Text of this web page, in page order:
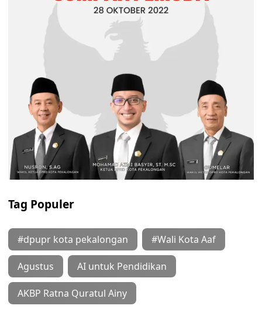
Tag Populer
#dpupr kota pekalongan #Wali Kota Aaf
Agustus AI untuk Pendidikan
AKBP Ratna Quratul Ainy